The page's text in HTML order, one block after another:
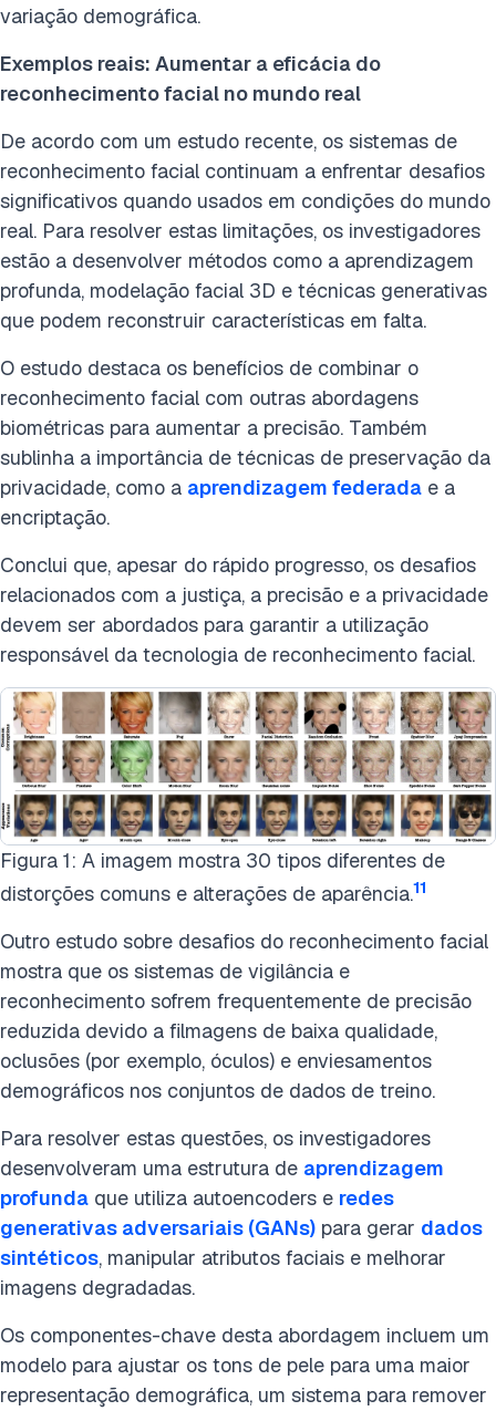
variação demográfica.
Exemplos reais: Aumentar a eficácia do
reconhecimento facial no mundo real
De acordo com um estudo recente, os sistemas de
reconhecimento facial continuam a enfrentar desafios
significativos quando usados em condições do mundo
real. Para resolver estas limitações, os investigadores
estão a desenvolver métodos como a aprendizagem
profunda, modelação facial 3D e técnicas generativas
que podem reconstruir características em falta.
O estudo destaca os benefícios de combinar o
reconhecimento facial com outras abordagens
biométricas para aumentar a precisão. Também
sublinha a importância de técnicas de preservação da
privacidade, como a aprendizagem federada e a
encriptação.
Conclui que, apesar do rápido progresso, os desafios
relacionados com a justiça, a precisão e a privacidade
devem ser abordados para garantir a utilização
responsável da tecnologia de reconhecimento facial.
Figura 1: A imagem mostra 30 tipos diferentes de
distorções comuns e alterações de aparência.11
Outro estudo sobre desafios do reconhecimento facial
mostra que os sistemas de vigilância e
reconhecimento sofrem frequentemente de precisão
reduzida devido a filmagens de baixa qualidade,
oclusões (por exemplo, óculos) e enviesamentos
demográficos nos conjuntos de dados de treino.
Para resolver estas questões, os investigadores
desenvolveram uma estrutura de aprendizagem
profunda que utiliza autoencoders e redes
generativas adversariais (GANs) para gerar dados
sintéticos, manipular atributos faciais e melhorar
imagens degradadas.
Os componentes-chave desta abordagem incluem um
modelo para ajustar os tons de pele para uma maior
representação demográfica, um sistema para remover